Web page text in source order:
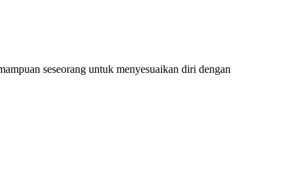
seseorang untuk menyesuaikan diri dengan